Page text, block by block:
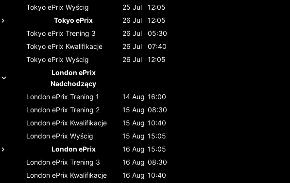
Tokyo ePrix Wyścig 25 Jul
12:05
Tokyo ePrix
26 Jul
12:05
Tokyo ePrix Trening 3 26 Jul
05:30
Tokyo ePrix Kwalifikacje 26 Jul
07:40
Tokyo ePrix Wyścig 26 Jul
12:05
London ePrix
Nadchodzący
London ePrix Trening 1 14 Aug 16:00
London ePrix Trening 2 15 Aug 08:30
London ePrix Kwalifikacje 15 Aug 10:40
London ePrix Wyścig 15 Aug 15:05
London ePrix
16 Aug 15:05
London ePrix Trening 3 16 Aug 08:30
London ePrix Kwalifikacje 16 Aug 10:40